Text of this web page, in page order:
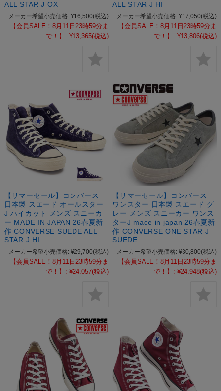
ALL STAR J OX
メーカー希望小売価格: ¥16,500(税込)
【会員SALE！8月11日23時59分ま
で！】: ¥13,365(税込)
ALL STAR J HI
メーカー希望小売価格: ¥17,050(税込)
【会員SALE！8月11日23時59分ま
で！】: ¥13,806(税込)
【サマーセール】コンバース
日本製 スエード オールスター
J ハイカット メンズ スニーカ
ー MADE IN JAPAN 26春夏新
作 CONVERSE SUEDE ALL
STAR J HI
メーカー希望小売価格: ¥29,700(税込)
【会員SALE！8月11日23時59分ま
で！】: ¥24,057(税込)
【サマーセール】コンバース
ワンスター 日本製 スエード グ
レー メンズ スニーカー ワンス
ターJ made in japan 26春夏新
作 CONVERSE ONE STAR J
SUEDE
メーカー希望小売価格: ¥30,800(税込)
【会員SALE！8月11日23時59分ま
で！】: ¥24,948(税込)